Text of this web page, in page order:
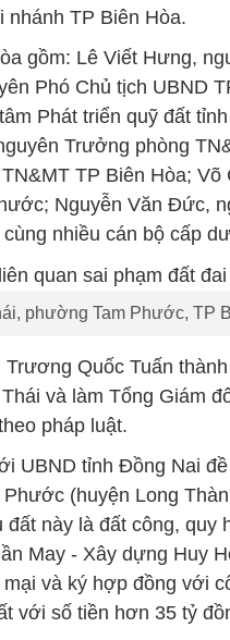
nhánh TP Biên Hòa.
gồm: Lê Viết Hưng,
Phó Chủ tịch UBND
Phát triển quỹ đất
Trưởng phòng
TP Biên Hòa;
Nguyễn Văn Đức,
nhiều cán bộ cấp
phường Tam Phước, TP
Quốc Tuấn
và làm Tổng Giám
pháp luật.
UBND tỉnh Đồng Nai
(huyện Long
này là đất công, quy
May - Xây dựng Huy
và ký hợp đồng với
với số tiền hơn 35 tỷ